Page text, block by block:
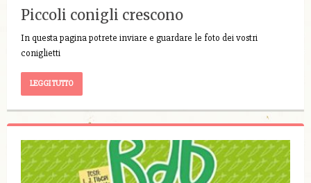
Piccoli conigli crescono
In questa pagina potrete inviare e guardare le foto dei vostri
coniglietti
LEGGI TUTTO